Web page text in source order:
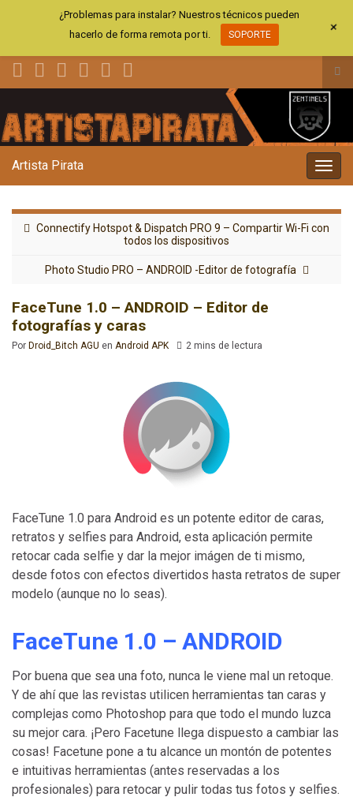
el
la
Artista Pirata
Connectify Hotspot & Dispatch PRO 9 – Compartir Wi-Fi con
todos los dispositivos
Photo Studio PRO – ANDROID -Editor de fotografía
FaceTune 1.0 – ANDROID – Editor de
fotografías y caras
Por Droid_Bitch AGU en Android APK 2 mins de lectura
FaceTune 1.0 para Android es un potente editor de caras,
retratos y selfies para Android, esta aplicación permite
retocar cada selfie y dar la mejor imágen de ti mismo,
desde fotos con efectos divertidos hasta retratos de super
modelo (aunque no lo seas).
FaceTune 1.0 – ANDROID
Por buena que sea una foto, nunca le viene mal un retoque.
Y de ahí que las revistas utilicen herramientas tan caras y
complejas como Photoshop para que todo el mundo luzca
su mejor cara. ¡Pero Facetune llega dispuesto a cambiar las
cosas! Facetune pone a tu alcance un montón de potentes
e intuitivas herramientas (antes reservadas a los
profesionales) para retocar y pulir todas tus fotos y selfies.
¿Problemas para instalar? Nuestros técnicos pueden
hacerlo de forma remota por ti.
SOPORTE +